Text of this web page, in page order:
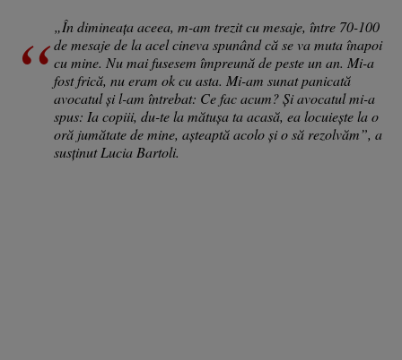
„În dimineața aceea, m-am trezit cu mesaje, între 70-100
de mesaje de la acel cineva spunând că se va muta înapoi
cu mine. Nu mai fusesem împreună de peste un an. Mi-a
fost frică, nu eram ok cu asta. Mi-am sunat panicată
avocatul și l-am întrebat: Ce fac acum? Și avocatul mi-a
spus: Ia copiii, du-te la mătușa ta acasă, ea locuiește la o
oră jumătate de mine, așteaptă acolo și o să rezolvăm”, a
susținut Lucia Bartoli.